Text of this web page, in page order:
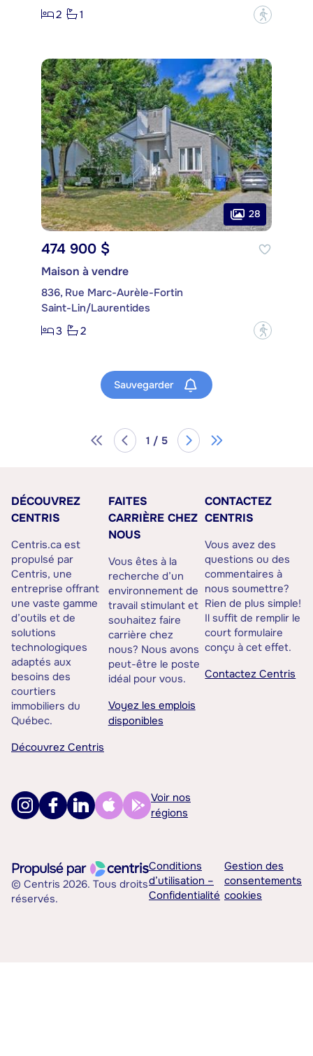
2
1 ?
28
474 900 $
Maison à vendre
836, Rue Marc-Aurèle-Fortin
Saint-Lin/Laurentides
3
2 ?
Sauvegarder
1 / 5
DÉCOUVREZ
CENTRIS
Centris.ca est
propulsé par
Centris, une
entreprise offrant
une vaste gamme
d’outils et de
solutions
technologiques
adaptés aux
besoins des
courtiers
immobiliers du
Québec.
Découvrez Centris
FAITES
CARRIÈRE CHEZ
NOUS
Vous êtes à la
recherche d’un
environnement de
travail stimulant et
souhaitez faire
carrière chez
nous? Nous avons
peut-être le poste
idéal pour vous.
Voyez les emplois
disponibles
CONTACTEZ
CENTRIS
Vous avez des
questions ou des
commentaires à
nous soumettre?
Rien de plus simple!
Il suffit de remplir le
court formulaire
conçu à cet effet.
Contactez Centris
Voir nos
régions
© Centris 2026. Tous droits
réservés.
Conditions
d’utilisation –
Confidentialité
Gestion des
consentements
cookies